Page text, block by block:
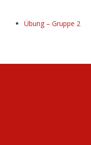
Übung – Gruppe 2